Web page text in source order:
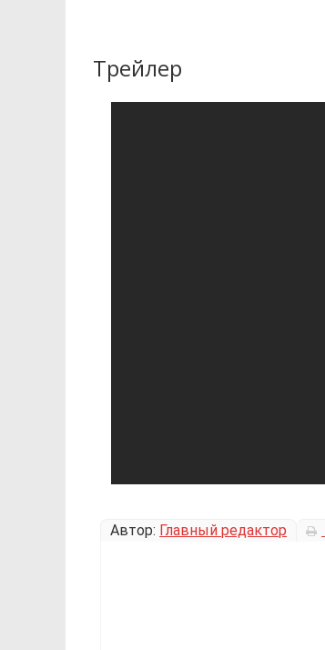
Трейлер
Автор: Главный редактор